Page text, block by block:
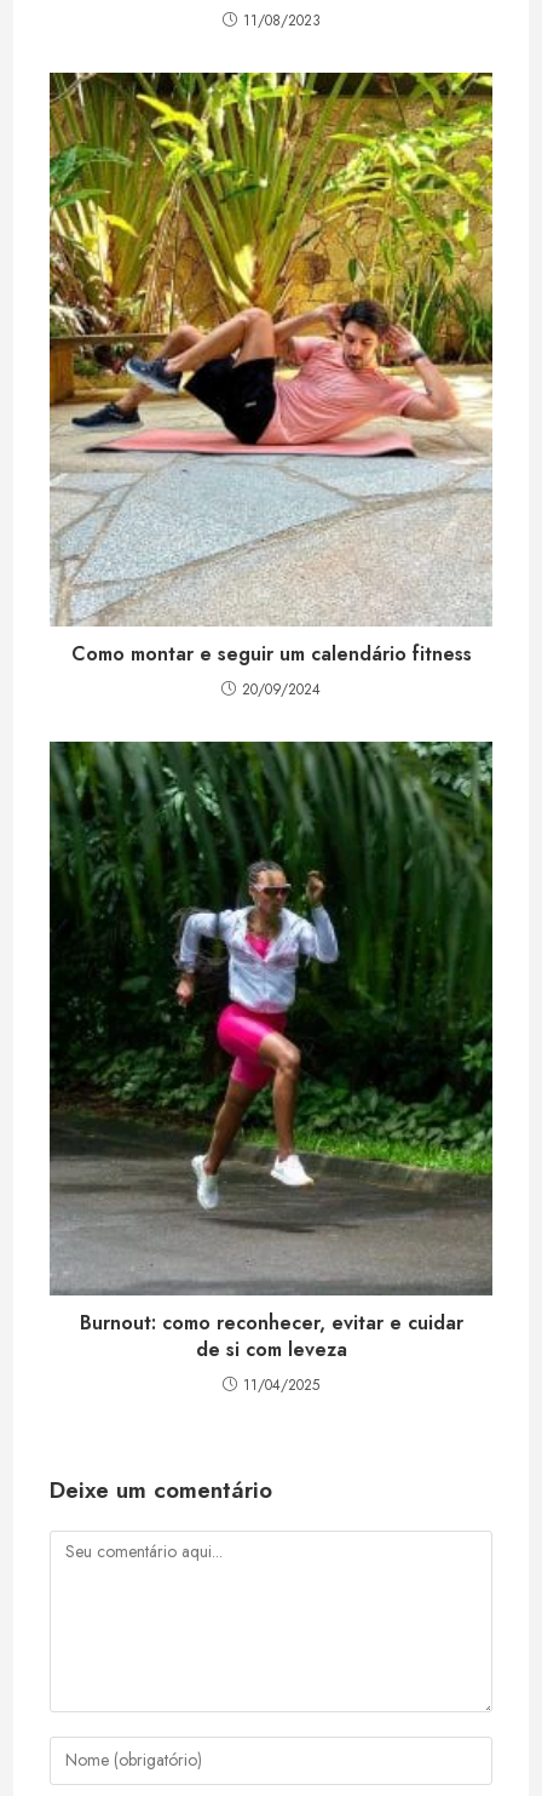
11/08/2023
Como montar e seguir um calendário fitness
20/09/2024
Burnout: como reconhecer, evitar e cuidar
de si com leveza
11/04/2025
Deixe um comentário
Comentário
Digite
seu